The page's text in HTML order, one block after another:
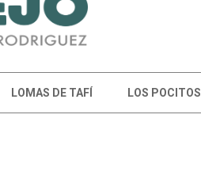
LOMAS DE TAFÍ LOS POCITOS